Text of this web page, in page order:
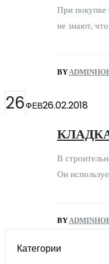
При покупке
не знают,
BYADMIN
26ФЕВ26.02.2018
В
Он
BY ADMIN
Категории